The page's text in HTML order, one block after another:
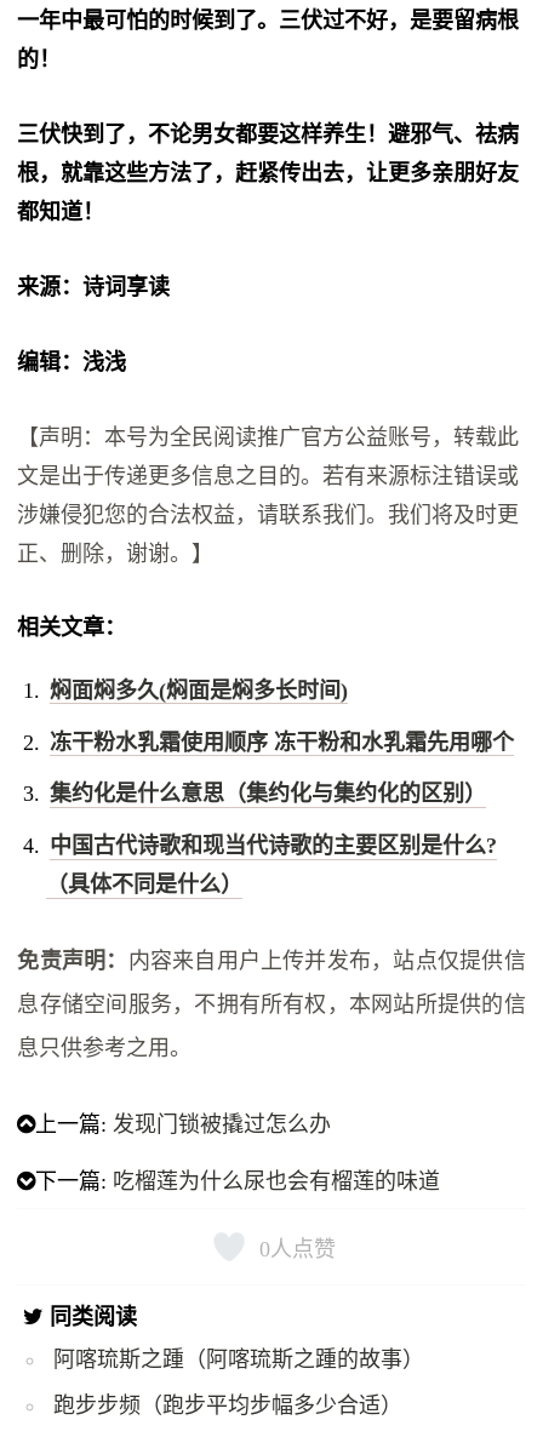
一年中最可怕的时候到了。三伏过不好，是要留病根
的！
三伏快到了，不论男女都要这样养生！避邪气、祛病
根，就靠这些方法了，赶紧传出去，让更多亲朋好友
都知道！
来源：诗词享读
编辑：浅浅
【声明：本号为全民阅读推广官方公益账号，转载此
文是出于传递更多信息之目的。若有来源标注错误或
涉嫌侵犯您的合法权益，请联系我们。我们将及时更
正、删除，谢谢。】
相关文章：
焖面焖多久(焖面是焖多长时间)
冻干粉水乳霜使用顺序 冻干粉和水乳霜先用哪个
集约化是什么意思（集约化与集约化的区别）
中国古代诗歌和现当代诗歌的主要区别是什么?
（具体不同是什么）
免责声明： 内容来自用户上传并发布，站点仅提供信
息存储空间服务，不拥有所有权，本网站所提供的信
息只供参考之用。
上一篇:发现门锁被撬过怎么办
下一篇: 吃榴莲为什么尿也会有榴莲的味道
0人点赞
同类阅读
阿喀琉斯之踵（阿喀琉斯之踵的故事）
跑步步频（跑步平均步幅多少合适）